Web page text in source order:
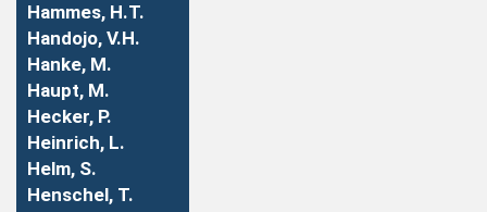
Hammes, H.T.
Handojo, V.H.
Hanke, M.
Haupt, M.
Hecker, P.
Heinrich, L.
Helm, S.
Henschel, T.